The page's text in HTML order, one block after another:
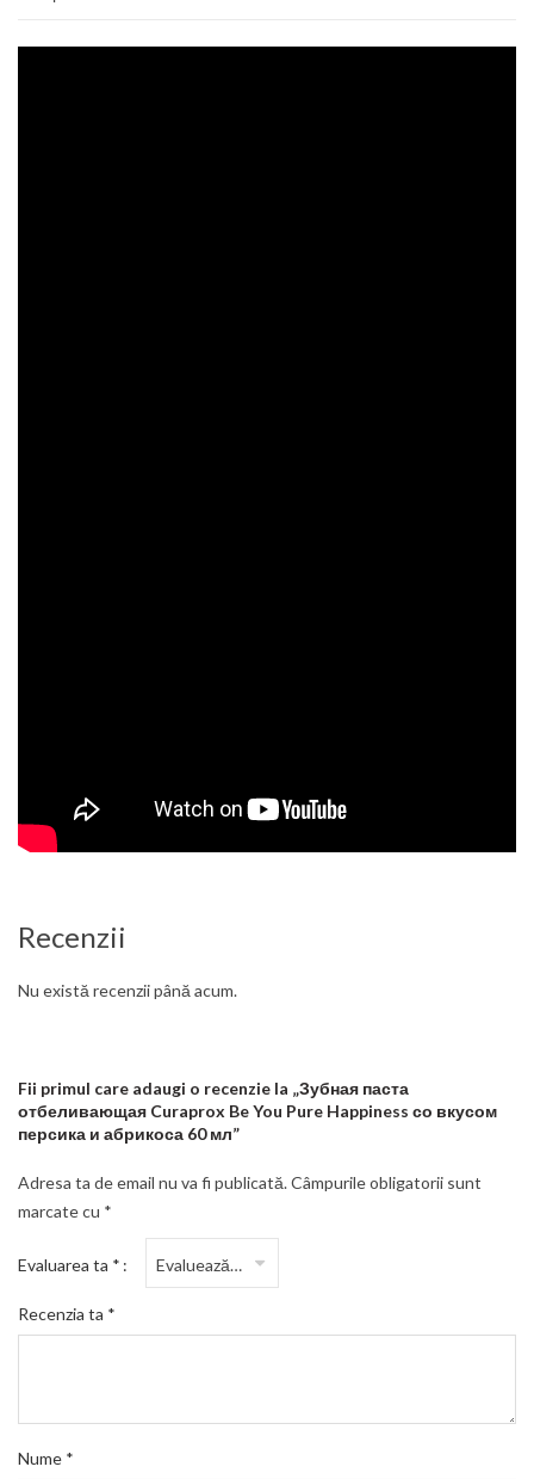
Recenzii
Nu există recenzii până acum.
Fii primul care adaugi o recenzie la „Зубная паста
отбеливающая Curaprox Be You Pure Happiness со вкусом
персика и абрикоса 60 мл”
Adresa ta de email nu va fi publicată.Câmpurile obligatorii sunt
marcate cu *
Evaluarea ta *
Recenzia ta *
Nume *